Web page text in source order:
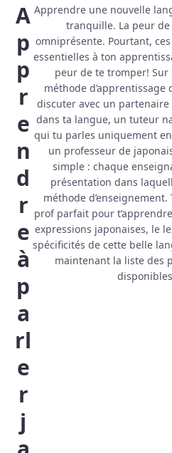
A
p
p
r
e
n
d
r
e
à
p
a
rl
e
r
j
Apprendre une nouvelle
tranquille. La peur
omniprésente. Pourtant,
essentielles à ton
peur de te tromper!
méthode d’apprentissage
discuter avec un
dans ta langue, un tuteur
qui tu parles uniquement
un professeur de
simple : chaque
présentation dans
méthode
prof parfait pour
expressions japonaises, le
spécificités de cette belle
maintenant la liste des